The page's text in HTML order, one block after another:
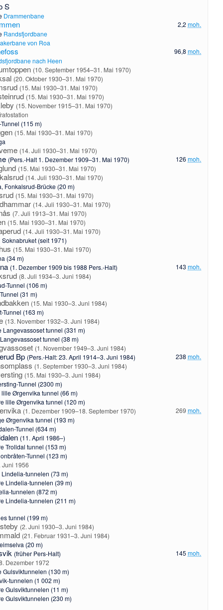
S
Drammenbane
2,2moh.
Randsfjordbane
von Roa
96,8moh.
nach Heen
(10. September 1954–31. Mai 1970)
(20. Oktober 1930–31. Mai 1970)
(15. Mai 1930–31. Mai 1970)
(15. Mai 1930–31. Mai 1970)
(15. November 1915–31. Mai 1970)
Tunnel (115 m)
(15. Mai 1930–31. Mai 1970)
(14. Juli 1930–31. Mai 1970)
(Pers.-Halt 1. Dezember 1909–31. Mai 1970) 126moh.
(15. Mai 1930–31. Mai 1970)
(14. Juli 1930–31. Mai 1970)
, Fonkalsrud-Brücke (20 m)
(15. Mai 1930–31. Mai 1970)
(14. Juli 1930–31. Mai 1970)
(7. Juli 1913–31. Mai 1970)
(15. Mai 1930–31. Mai 1970)
(14. Juli 1930–31. Mai 1970)
Soknabruket (seit 1971)
(15. Mai 1930–31. Mai 1970)
(34 m)
(1. Dezember 1909 bis 1988 Pers.-Halt) 143moh.
(8. Juli 1934–3. Juni 1984)
Tunnel (106 m)
(31 m)
(15. Mai 1930–3. Juni 1984)
Tunnel (163 m)
(13. November 1932–3. Juni 1984)
Langevassoset tunnel (331 m)
tunnel (38 m)
(1. November 1949–3. Juni 1984)
Bp (Pers.-Halt: 23. April 1914–3. Juni 1984) 238moh.
(1. September 1930–3. Juni 1984)
(15. Mai 1930–3. Juni 1984)
Tunnel (2300 m)
Ørgenvika tunnel (66 m)
lille Ørgenvika tunnel (120 m)
(1. Dezember 1909–18. September 1970) 269moh.
Ørgenvika tunnel (193 m)
Tunnel (634 m)
(11. April 1986–)
Trolldal tunnel (153 m)
Tunnel (123 m)
Juni 1956
tunnelen (73 m)
Lindelia-tunnelen (39 m)
tunnelen (872 m)
Lindelia-tunnelen (211 m)
tunnel (199 m)
(2. Juni 1930–3. Juni 1984)
(21. Februar 1931–3. Juni 1984)
(20 m)
(früher Pers-Halt) 145moh.
Dezember 1972
Gulsviktunnelen (130 m)
tunnelen (1 002 m)
Gulsviktunnelen (11 m)
Gulsviktunnelen (230 m)